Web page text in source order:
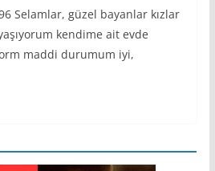
Selamlar, güzel bayanlar kızlar
kendime ait evde
maddi durumum iyi,